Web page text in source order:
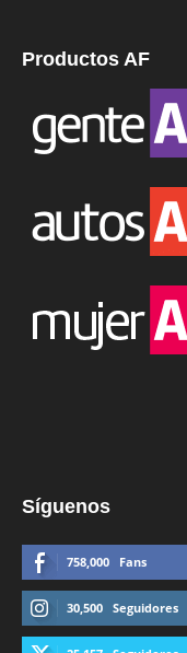
Productos AF
Síguenos
758,000 Fans
30,500 Seguidores